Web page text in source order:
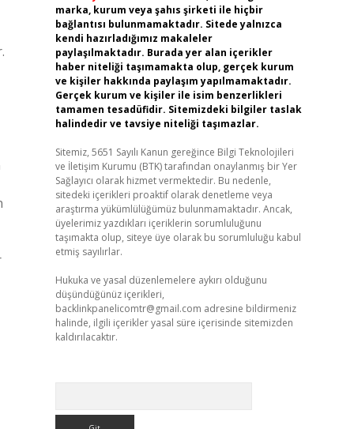
marka, kurum veya şahıs şirketi ile hiçbir
bağlantısı bulunmamaktadır. Sitede yalnızca
kendi hazırladığımız makaleler
paylaşılmaktadır. Burada yer alan içerikler
haber niteliği taşımamakta olup, gerçek kurum
ve kişiler hakkında paylaşım yapılmamaktadır.
Gerçek kurum ve kişiler ile isim benzerlikleri
tamamen tesadüfidir. Sitemizdeki bilgiler taslak
halindedir ve tavsiye niteliği taşımazlar.
Sitemiz, 5651 Sayılı Kanun gereğince Bilgi Teknolojileri
ve İletişim Kurumu (BTK) tarafından onaylanmış bir Yer
Sağlayıcı olarak hizmet vermektedir. Bu nedenle,
sitedeki içerikleri proaktif olarak denetleme veya
araştırma yükümlülüğümüz bulunmamaktadır. Ancak,
üyelerimiz yazdıkları içeriklerin sorumluluğunu
taşımakta olup, siteye üye olarak bu sorumluluğu kabul
etmiş sayılırlar.
Hukuka ve yasal düzenlemelere aykırı olduğunu
düşündüğünüz içerikleri,
backlinkpanelicomtr@gmail.com adresine bildirmeniz
halinde, ilgili içerikler yasal süre içerisinde sitemizden
kaldırılacaktır.